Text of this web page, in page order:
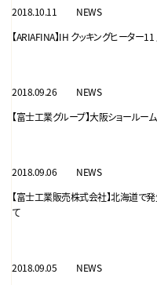
2018.10.11
NEWS
【ARIAFINA】IH クッキングヒーター
2018.09.26
NEWS
【富士工業グループ】大阪ショール
2018.09.06
NEWS
【富士工業販売株式会社】北海道で
て
2018.09.05
NEWS